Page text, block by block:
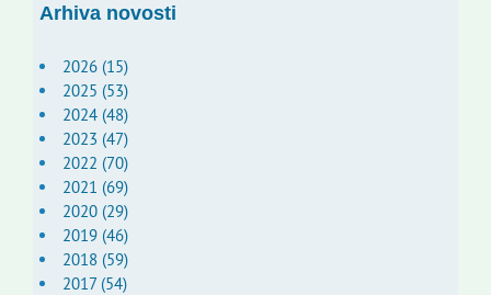
Arhiva novosti
2026 (15)
2025 (53)
2024 (48)
2023 (47)
2022 (70)
2021 (69)
2020 (29)
2019 (46)
2018 (59)
2017 (54)